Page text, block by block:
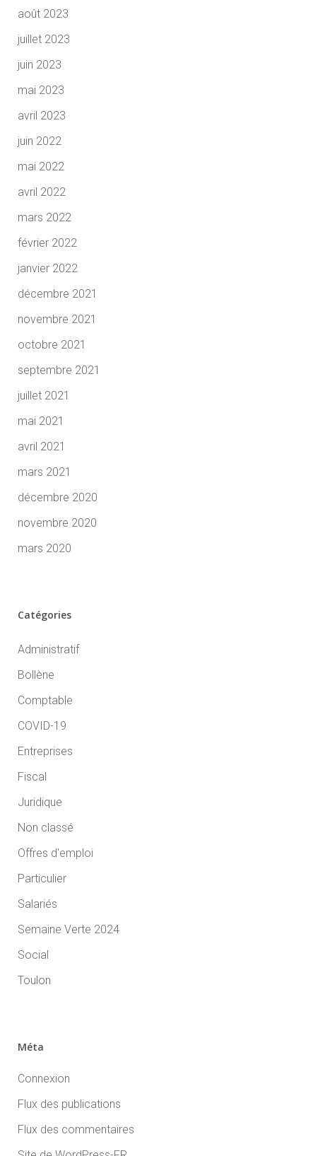
août 2023
juillet 2023
juin 2023
mai 2023
avril 2023
juin 2022
mai 2022
avril 2022
mars 2022
février 2022
janvier 2022
décembre 2021
novembre 2021
octobre 2021
septembre 2021
juillet 2021
mai 2021
avril 2021
mars 2021
décembre 2020
novembre 2020
mars 2020
Catégories
Administratif
Bollène
Comptable
COVID-19
Entreprises
Fiscal
Juridique
Non classé
Offres d'emploi
Particulier
Salariés
Semaine Verte 2024
Social
Toulon
Méta
Connexion
Flux des publications
Flux des commentaires